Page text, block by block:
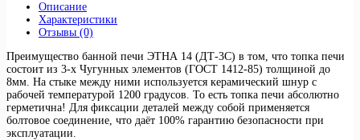
Описание
Характеристики
Отзывы (0)
Преимущество банной печи ЭТНА 14 (ДТ-3С) в том, что топка печи
состоит из 3-х Чугунных элементов (ГОСТ 1412-85) толщиной до
8мм. На стыке между ними используется керамический шнур с
рабочей температурой 1200 градусов. То есть топка печи абсолютно
герметична! Для фиксации деталей между собой применяется
болтовое соединение, что даёт 100% гарантию безопасности при
эксплуатации.